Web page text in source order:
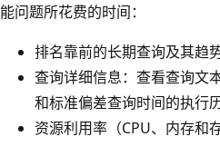
能问题所花费的时间：
排名靠前的长期查询及其趋势
查询详细信息：查看查询文
和标准偏差查询时间的执行
资源利用率（CPU、内存和